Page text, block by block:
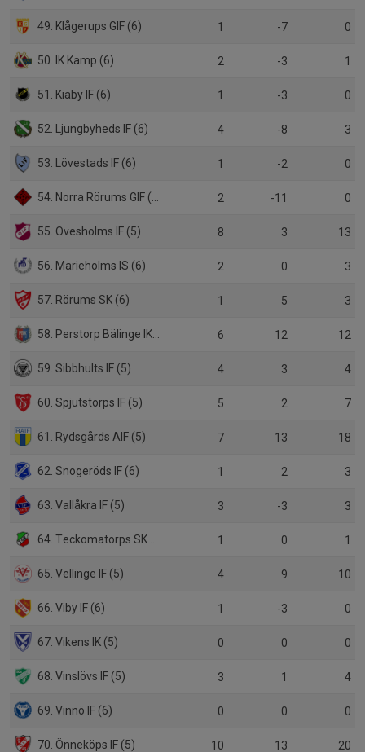
49. Klågerups GIF (6) 1 -7 0
50. IK Kamp (6) 2 -3 1
51. Kiaby IF (6) 1 -3 0
52. Ljungbyheds IF (6) 4 -8 3
53. Lövestads IF (6) 1 -2 0
54. Norra Rörums GIF (6) 2 -11 0
55. Ovesholms IF (5) 8 3 13
56. Marieholms IS (6) 2 0 3
57. Rörums SK (6) 1 5 3
58. Perstorp Bälinge IK (5) 6 12 12
59. Sibbhults IF (5) 4 3 4
60. Spjutstorps IF (5) 5 2 7
61. Rydsgårds AIF (5) 7 13 18
62. Snogeröds IF (6) 1 2 3
63. Vallåkra IF (5) 3 -3 3
64. Teckomatorps SK (5) 1 0 1
65. Vellinge IF (5) 4 9 10
66. Viby IF (6) 1 -3 0
67. Vikens IK (5) 0 0 0
68. Vinslövs IF (5) 3 1 4
69. Vinnö IF (6) 0 0 0
70. Önneköps IF (5) 10 13 20